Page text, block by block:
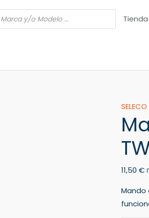
Tienda
SELECO
11,50 €
Mando
Mando
para
TV
SELECO
16/9